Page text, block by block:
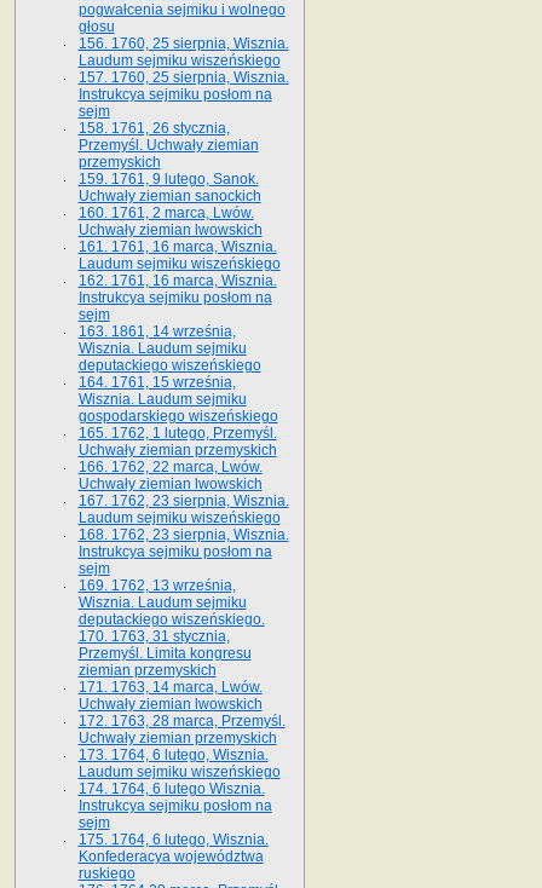
pogwałcenia sejmiku i wolnego
głosu
156. 1760, 25 sierpnia, Wisznia.
Laudum sejmiku wiszeńskiego
157. 1760, 25 sierpnia, Wisznia.
Instrukcya sejmiku posłom na
sejm
158. 1761, 26 stycznia,
Przemyśl. Uchwały ziemian
przemyskich
159. 1761, 9 lutego, Sanok.
Uchwały ziemian sanockich
160. 1761, 2 marca, Lwów.
Uchwały ziemian lwowskich
161. 1761, 16 marca, Wisznia.
Laudum sejmiku wiszeńskiego
162. 1761, 16 marca, Wisznia.
Instrukcya sejmiku posłom na
sejm
163. 1861, 14 września,
Wisznia. Laudum sejmiku
deputackiego wiszeńskiego
164. 1761, 15 września,
Wisznia. Laudum sejmiku
gospodarskiego wiszeńskiego
165. 1762, 1 lutego, Przemyśl.
Uchwały ziemian przemyskich
166. 1762, 22 marca, Lwów.
Uchwały ziemian lwowskich
167. 1762, 23 sierpnia, Wisznia.
Laudum sejmiku wiszeńskiego
168. 1762, 23 sierpnia, Wisznia.
Instrukcya sejmiku posłom na
sejm
169. 1762, 13 września,
Wisznia. Laudum sejmiku
deputackiego wiszeńskiego.
170. 1763, 31 stycznia,
Przemyśl. Limita kongresu
ziemian przemyskich
171. 1763, 14 marca, Lwów.
Uchwały ziemian lwowskich
172. 1763, 28 marca, Przemyśl.
Uchwały ziemian przemyskich
173. 1764, 6 lutego, Wisznia.
Laudum sejmiku wiszeńskiego
174. 1764, 6 lutego Wisznia.
Instrukcya sejmiku posłom na
sejm
175. 1764, 6 lutego, Wisznia.
Konfederacya województwa
ruskiego